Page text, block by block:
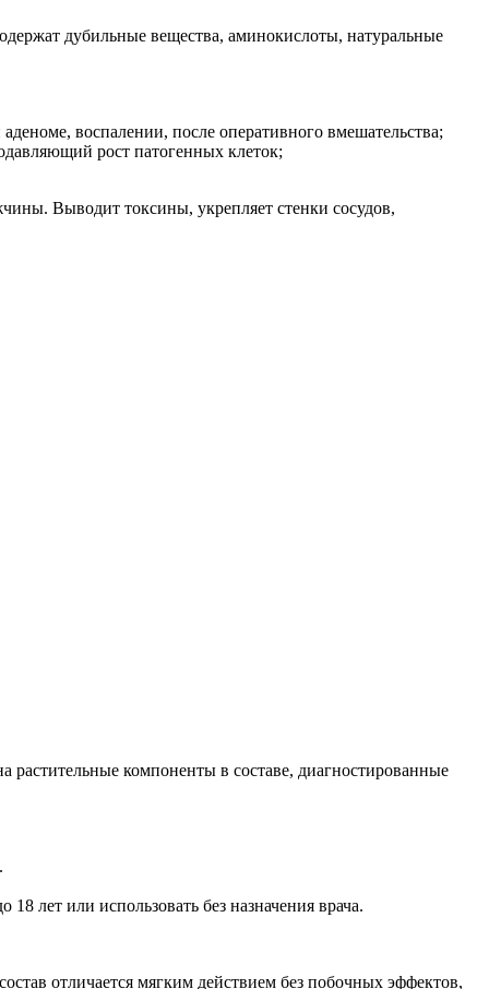
дубильные вещества, аминокислоты, натуральные
воспалении, после оперативного вмешательства;
рост патогенных клеток;
Выводит токсины, укрепляет стенки сосудов,
компоненты в составе, диагностированные
лет или использовать без назначения врача.
отличается мягким действием без побочных эффектов,